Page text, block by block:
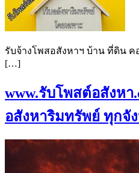
รับจ้างโพสอสังหาฯ บ้าน ที่ดิน
[…]
www.รับโพสต์อสังหา
อสังหาริมทรัพย์ ทุกจั